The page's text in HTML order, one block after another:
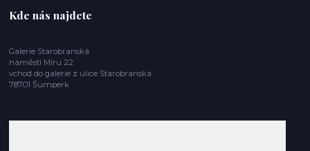
Kde nás najdete
Galerie Starobranská
náměstí Míru 22
vchod do galerie z ulice Starobranská
78701 Šumperk